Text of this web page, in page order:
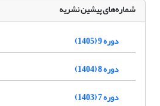
شماره‌های پیشین نشریه
دوره 9 (1405)
دوره 8 (1404)
دوره 7 (1403)